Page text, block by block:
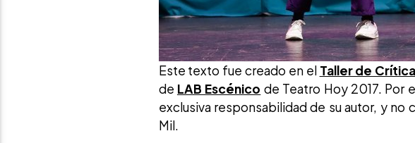
Este texto fue creado en el Taller de Crítica
de LAB Escénico de Teatro Hoy 2017. Por
exclusiva responsabilidad de su autor, y
Mil.